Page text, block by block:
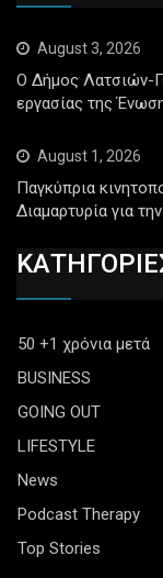
August 3, 2026
Ο Δήμος Λατσιών-
εργασίας της
August 1, 2026
Παγκύπρια
Διαμαρτυρία για
50 +1 χρόνια μετά
BUSINESS
GOING OUT
LIFESTYLE
News
Podcast Therapy
Top Stories